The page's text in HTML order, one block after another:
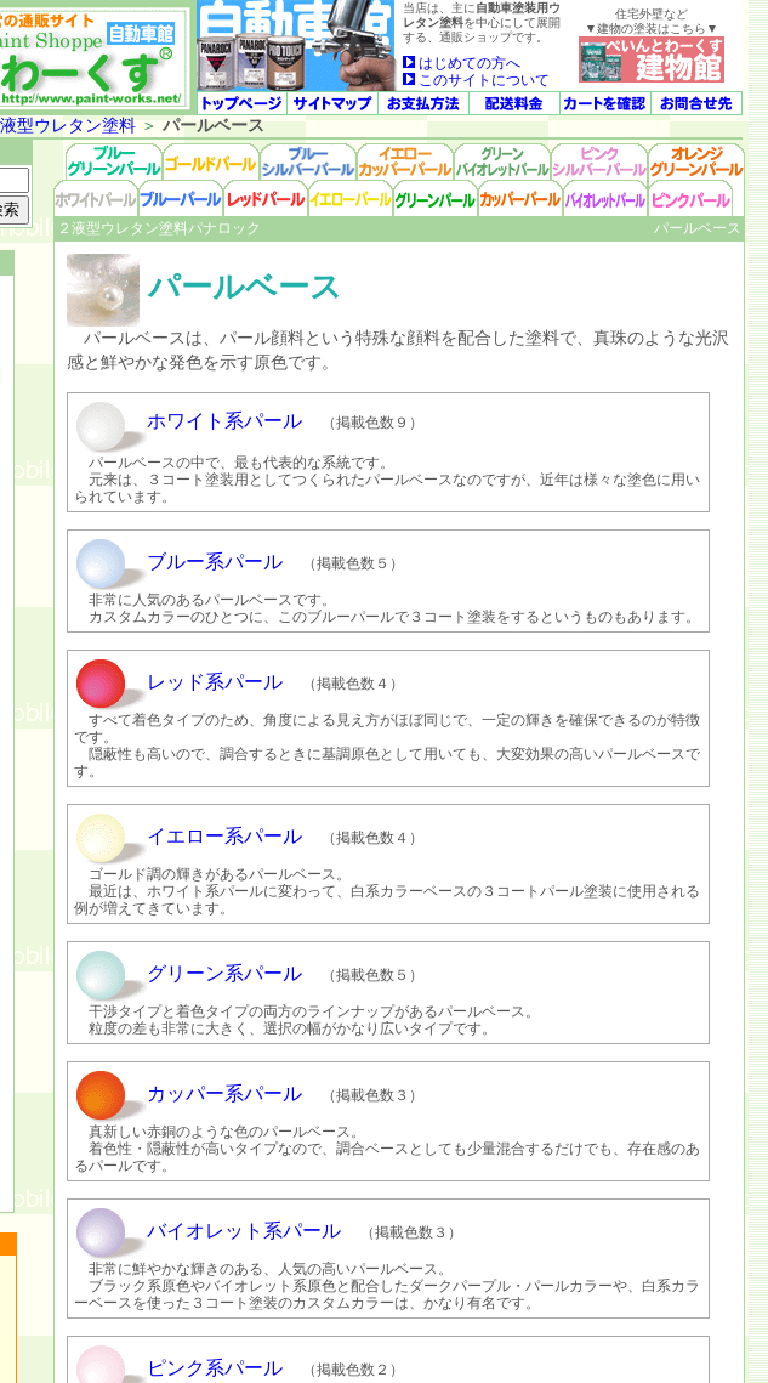
当店は、主に自動車塗装用ウ
レタン塗料を中心にして展開
する、通販ショップです。
はじめての方へ
このサイトについて
住宅外壁など
▼建物の塗装はこちら▼
液型ウレタン塗料＞ パールベース
２液型ウレタン塗料パナロック パールベース
パールベース
パールベースは、パール顔料という特殊な顔料を配合した塗料で、真珠のような光沢
感と鮮やかな発色を示す原色です。
ホワイト系パール （掲載色数９）
パールベースの中で、最も代表的な系統です。
元来は、３コート塗装用としてつくられたパールベースなのですが、近年は様々な塗色に用い
られています。
ブルー系パール （掲載色数５）
非常に人気のあるパールベースです。
カスタムカラーのひとつに、このブルーパールで３コート塗装をするというものもあります。
レッド系パール （掲載色数４）
すべて着色タイプのため、角度による見え方がほぼ同じで、一定の輝きを確保できるのが特徴
です。
隠蔽性も高いので、調合するときに基調原色として用いても、大変効果の高いパールベースで
す。
イエロー系パール （掲載色数４）
ゴールド調の輝きがあるパールベース。
最近は、ホワイト系パールに変わって、白系カラーベースの３コートパール塗装に使用される
例が増えてきています。
グリーン系パール （掲載色数５）
干渉タイプと着色タイプの両方のラインナップがあるパールベース。
粒度の差も非常に大きく、選択の幅がかなり広いタイプです。
カッパー系パール （掲載色数３）
真新しい赤銅のような色のパールベース。
着色性・隠蔽性が高いタイプなので、調合ベースとしても少量混合するだけでも、存在感のあ
るパールです。
バイオレット系パール （掲載色数３）
非常に鮮やかな輝きのある、人気の高いパールベース。
ブラック系原色やバイオレット系原色と配合したダークパープル・パールカラーや、白系カラ
ーベースを使った３コート塗装のカスタムカラーは、かなり有名です。
ピンク系パール （掲載色数２）